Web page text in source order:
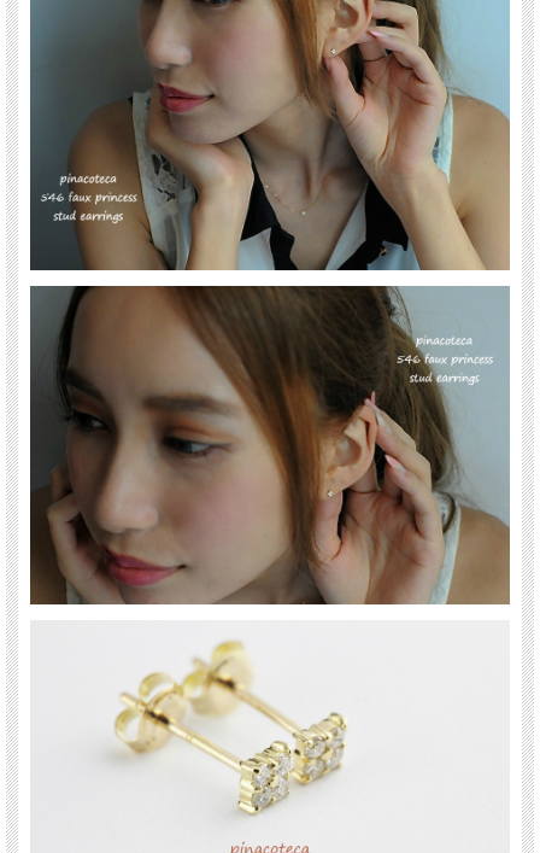
*スマホ版はこちら
「 Faux Princess 」4石のダイヤを使用しながら一粒ダイヤピアスにみせた華奢ス
タッドピアス。
正方形のダイヤであるプリンセスカット風のピアスは、シンプルでありながらも
「四角」というクールな雰囲気と「お花」にも見える印象で女性らしさも感じられ
一粒あたりのダイヤサイズは小さいものの、0.05ctの一粒ダイヤよりも直径がひと
まわり大きく(約2.8ミリ前後)キラキラと輝くダイヤモンドはお顔周りを華やかに見
せてくれます。
シンプルだからこそ普段使いにも最適な ダイヤ輝く 華奢ピアスです。
18金イエローゴールド製
pinacoteca(ピナコテーカ)
表参道にあるBijouterie euro flat(ビジュトリエ ユーロフラット)が発信するジュエリ
les desseins de DIEU(レデッサンドゥデュー)の姉妹ブランド
”どこからみても”をコンセプトに、裏にもデザインがあったり、 小さくてもアクセ
ントになる事にこだわったジュエリーは、 シンプルなのにちょっと可愛い、毎日
身につけていたくなるアイテムがそろっています。